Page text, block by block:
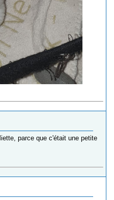
parce que c'était une petite